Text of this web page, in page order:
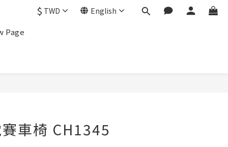
$ TWD English
Page
車椅 CH1345